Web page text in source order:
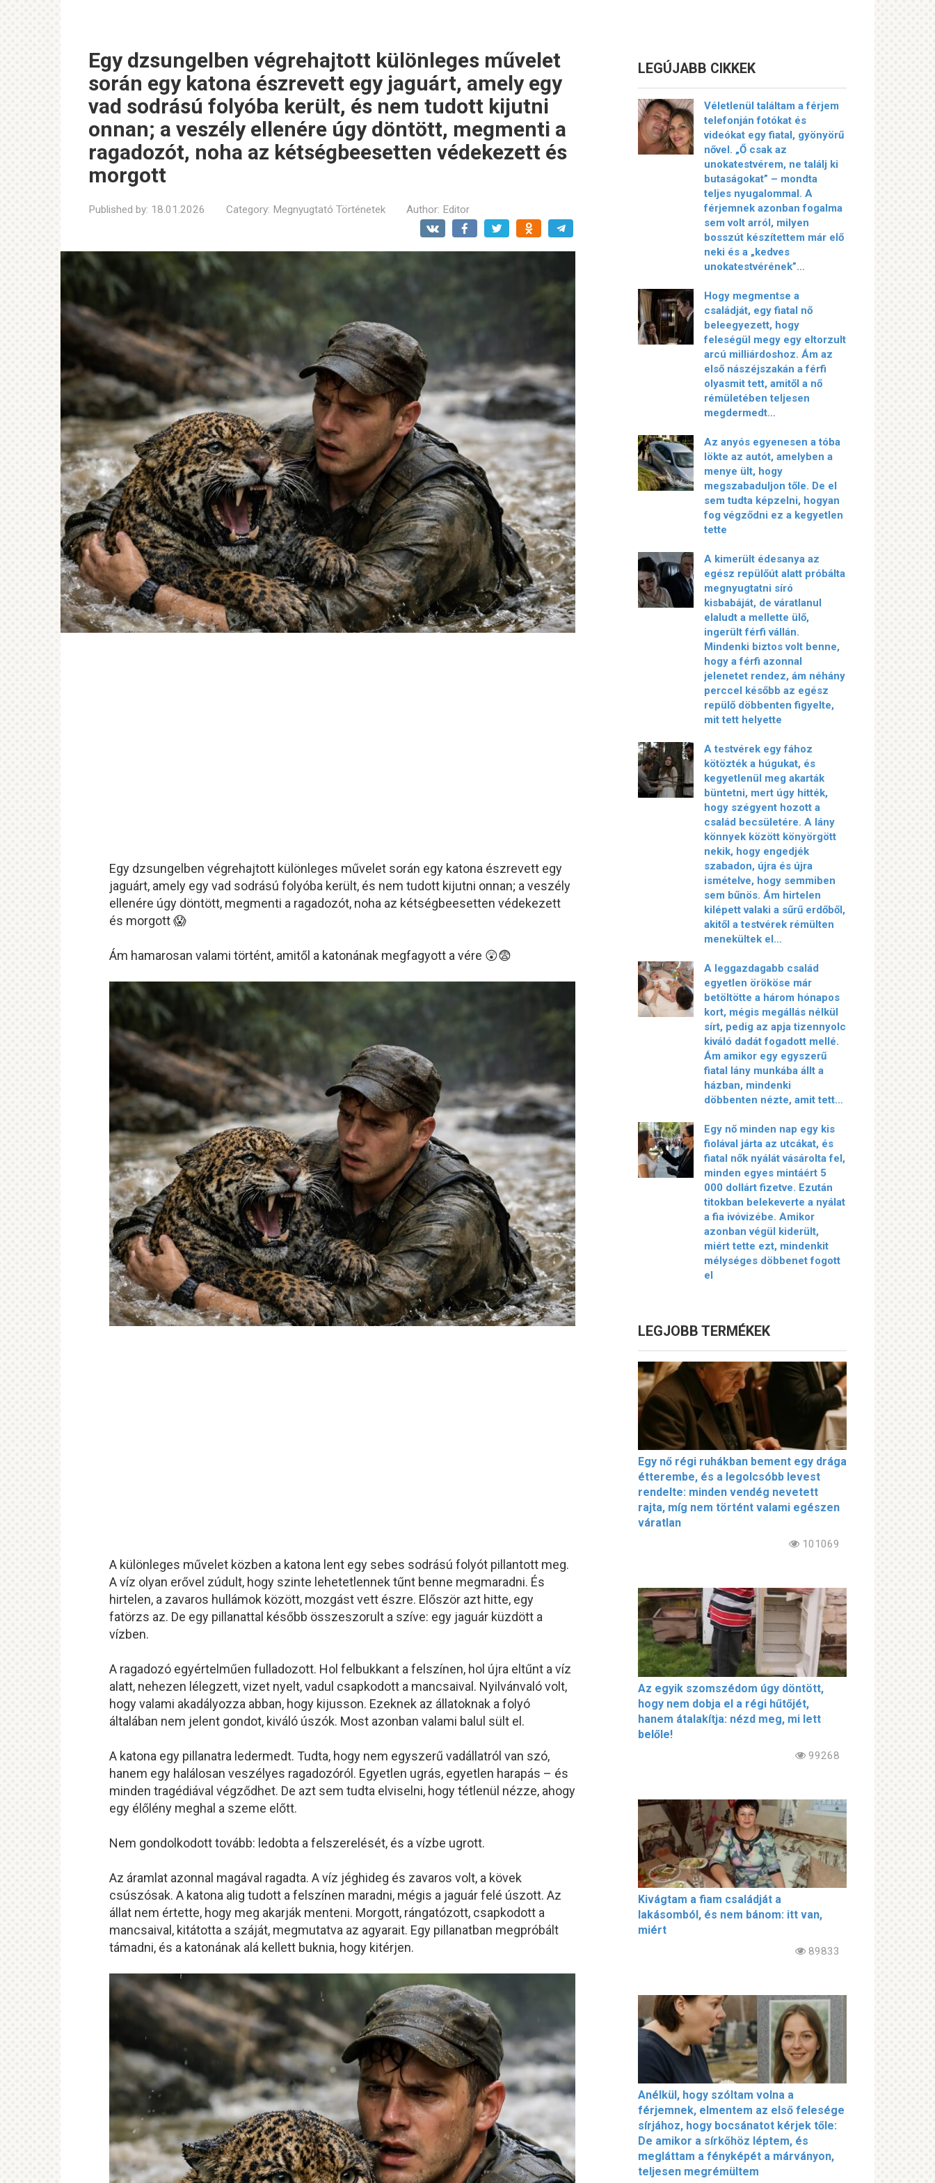
Egy dzsungelben végrehajtott különleges művelet
során egy katona észrevett egy jaguárt, amely egy
vad sodrású folyóba került, és nem tudott kijutni
onnan; a veszély ellenére úgy döntött, megmenti a
ragadozót, noha az kétségbeesetten védekezett és
morgott
Published by: 18.01.2026 Category: Megnyugtató Történetek Author: Editor
Egy dzsungelben végrehajtott különleges művelet során egy katona észrevett egy
jaguárt, amely egy vad sodrású folyóba került, és nem tudott kijutni onnan; a veszély
ellenére úgy döntött, megmenti a ragadozót, noha az kétségbeesetten védekezett
és morgott 😱
Ám hamarosan valami történt, amitől a katonának megfagyott a vére 😲😨
A különleges művelet közben a katona lent egy sebes sodrású folyót pillantott meg.
A víz olyan erővel zúdult, hogy szinte lehetetlennek tűnt benne megmaradni. És
hirtelen, a zavaros hullámok között, mozgást vett észre. Először azt hitte, egy
fatörzs az. De egy pillanattal később összeszorult a szíve: egy jaguár küzdött a
vízben.
A ragadozó egyértelműen fulladozott. Hol felbukkant a felszínen, hol újra eltűnt a víz
alatt, nehezen lélegzett, vizet nyelt, vadul csapkodott a mancsaival. Nyilvánvaló volt,
hogy valami akadályozza abban, hogy kijusson. Ezeknek az állatoknak a folyó
általában nem jelent gondot, kiváló úszók. Most azonban valami balul sült el.
A katona egy pillanatra ledermedt. Tudta, hogy nem egyszerű vadállatról van szó,
hanem egy halálosan veszélyes ragadozóról. Egyetlen ugrás, egyetlen harapás – és
minden tragédiával végződhet. De azt sem tudta elviselni, hogy tétlenül nézze, ahogy
egy élőlény meghal a szeme előtt.
Nem gondolkodott tovább: ledobta a felszerelését, és a vízbe ugrott.
Az áramlat azonnal magával ragadta. A víz jéghideg és zavaros volt, a kövek
csúszósak. A katona alig tudott a felszínen maradni, mégis a jaguár felé úszott. Az
állat nem értette, hogy meg akarják menteni. Morgott, rángatózott, csapkodott a
mancsaival, kitátotta a száját, megmutatva az agyarait. Egy pillanatban megpróbált
támadni, és a katonának alá kellett buknia, hogy kitérjen.
LEGÚJABB CIKKEK
Véletlenül találtam a férjem
telefonján fotókat és
videókat egy fiatal, gyönyörű
nővel. „Ő csak az
unokatestvérem, ne találj ki
butaságokat” – mondta
teljes nyugalommal. A
férjemnek azonban fogalma
sem volt arról, milyen
bosszút készítettem már elő
neki és a „kedves
unokatestvérének”…
Hogy megmentse a
családját, egy fiatal nő
beleegyezett, hogy
feleségül megy egy eltorzult
arcú milliárdoshoz. Ám az
első nászéjszakán a férfi
olyasmit tett, amitől a nő
rémületében teljesen
megdermedt…
Az anyós egyenesen a tóba
lökte az autót, amelyben a
menye ült, hogy
megszabaduljon tőle. De el
sem tudta képzelni, hogyan
fog végződni ez a kegyetlen
tette
A kimerült édesanya az
egész repülőút alatt próbálta
megnyugtatni síró
kisbabáját, de váratlanul
elaludt a mellette ülő,
ingerült férfi vállán.
Mindenki biztos volt benne,
hogy a férfi azonnal
jelenetet rendez, ám néhány
perccel később az egész
repülő döbbenten figyelte,
mit tett helyette
A testvérek egy fához
kötözték a húgukat, és
kegyetlenül meg akarták
büntetni, mert úgy hitték,
hogy szégyent hozott a
család becsületére. A lány
könnyek között könyörgött
nekik, hogy engedjék
szabadon, újra és újra
ismételve, hogy semmiben
sem bűnös. Ám hirtelen
kilépett valaki a sűrű erdőből,
akitől a testvérek rémülten
menekültek el…
A leggazdagabb család
egyetlen örököse már
betöltötte a három hónapos
kort, mégis megállás nélkül
sírt, pedig az apja tizennyolc
kiváló dadát fogadott mellé.
Ám amikor egy egyszerű
fiatal lány munkába állt a
házban, mindenki
döbbenten nézte, amit tett…
Egy nő minden nap egy kis
fiolával járta az utcákat, és
fiatal nők nyálát vásárolta fel,
minden egyes mintáért 5
000 dollárt fizetve. Ezután
titokban belekeverte a nyálat
a fia ivóvizébe. Amikor
azonban végül kiderült,
miért tette ezt, mindenkit
mélységes döbbenet fogott
el
LEGJOBB TERMÉKEK
Egy nő régi ruhákban bement egy drága
étterembe, és a legolcsóbb levest
rendelte: minden vendég nevetett
rajta, míg nem történt valami egészen
váratlan
101069
Az egyik szomszédom úgy döntött,
hogy nem dobja el a régi hűtőjét,
hanem átalakítja: nézd meg, mi lett
belőle!
99268
Kivágtam a fiam családját a
lakásomból, és nem bánom: itt van,
miért
89833
Anélkül, hogy szóltam volna a
férjemnek, elmentem az első felesége
sírjához, hogy bocsánatot kérjek tőle:
De amikor a sírkőhöz léptem, és
megláttam a fényképét a márványon,
teljesen megrémültem